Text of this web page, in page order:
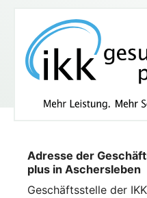
Adresse der
plus in Aschersleben
Geschäftsstelle der